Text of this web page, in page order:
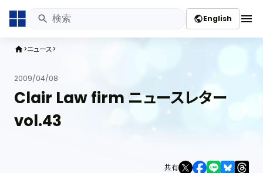
publicEnglish menu
home ニュース
2009/04/08
Clair Law firm ニュースレター
vol.43
共有